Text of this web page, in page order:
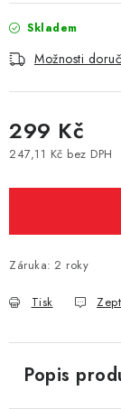
Vše o nákupu
Kontakty
Skladem
Možnosti
299 Kč
247,11 Kč bez DPH
Záruka: 2 roky
Tisk
Popis